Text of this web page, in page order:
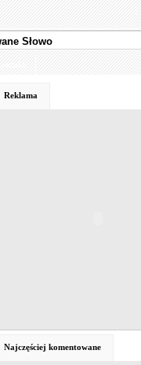
Reklama
Najczęściej komentowane